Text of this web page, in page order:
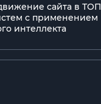
сайта в ТОП
с применением
интеллекта